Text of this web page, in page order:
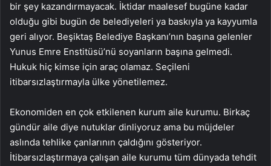
bir şey kazandırmayacak. İktidar maalesef bugüne kadar
olduğu gibi bugün de belediyeleri ya baskıyla ya kayyumla
geri alıyor. Beşiktaş Belediye Başkanı’nın başına gelenler
Yunus Emre Enstitüsü’nü soyanların başına gelmedi.
Hukuk hiç kimse için araç olamaz. Seçileni
itibarsızlaştırmayla ülke yönetilemez.
Ekonomiden en çok etkilenen kurum aile kurumu. Birkaç
gündür aile diye nutuklar dinliyoruz ama bu müjdeler
aslında tehlike çanlarının çaldığını gösteriyor.
İtibarsızlaştırmaya çalışan aile kurumu tüm dünyada tehdit